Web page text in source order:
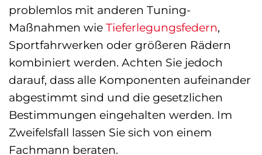
problemlos mit anderen Tuning-
Maßnahmen wie Tieferlegungsfedern,
Sportfahrwerken oder größeren Rädern
kombiniert werden. Achten Sie jedoch
darauf, dass alle Komponenten aufeinander
abgestimmt sind und die gesetzlichen
Bestimmungen eingehalten werden. Im
Zweifelsfall lassen Sie sich von einem
Fachmann beraten.